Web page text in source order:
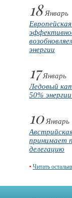
18Январь
энергии
17Январь
Ледовый
50%
10Январь
принимает
делегацию
• Читать